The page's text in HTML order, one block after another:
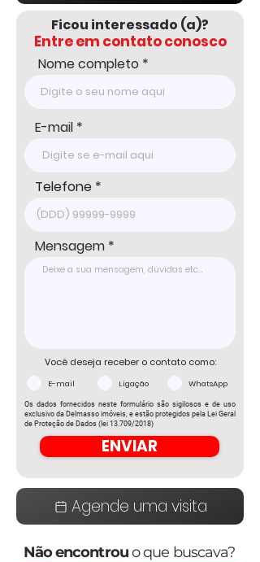
Ficou interessado (a)?
Entre em contato conosco
Nome completo
E-mail
Telefone
Mensagem
Você deseja receber o contato como:
E-mail Ligação WhatsApp
Os dados fornecidos neste formulário são sigilosos e de uso
exclusivo da Delmasso imóveis, e estão protegidos pela Lei Geral
de Proteção de Dados (lei 13.709/2018)
ENVIAR
Agende uma visita
Não encontrouo que buscava?